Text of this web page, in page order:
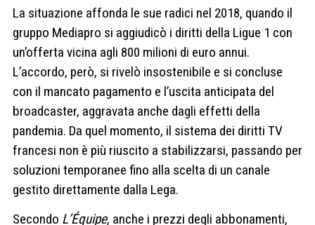
La situazione affonda le sue radici nel 2018, quando il
gruppo Mediapro si aggiudicò i diritti della Ligue 1 con
un’offerta vicina agli 800 milioni di euro annui.
L’accordo, però, si rivelò insostenibile e si concluse
con il mancato pagamento e l’uscita anticipata del
broadcaster, aggravata anche dagli effetti della
pandemia. Da quel momento, il sistema dei diritti TV
francesi non è più riuscito a stabilizzarsi, passando per
soluzioni temporanee fino alla scelta di un canale
gestito direttamente dalla Lega.
Secondo L’Équipe, anche i prezzi degli abbonamenti,